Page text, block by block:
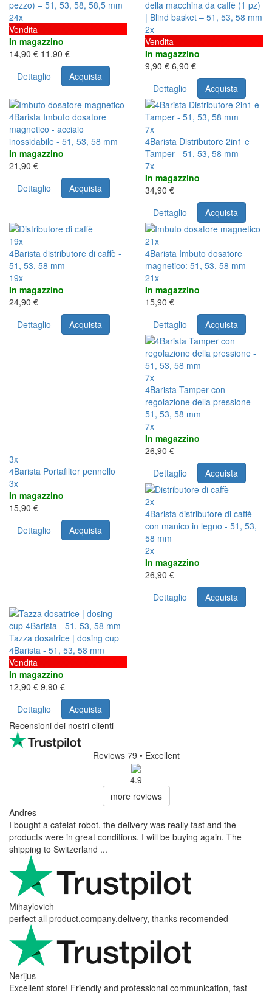
pezzo) – 51, 53, 58, 58,5 mm
24x
Vendita
In magazzino
14,90 € 11,90 €
Dettaglio
Acquista
della macchina da caffè (1 pz)
| Blind basket – 51, 53, 58 mm
2x
Vendita
In magazzino
9,90 € 6,90 €
Dettaglio
Acquista
4Barista Imbuto dosatore
magnetico - acciaio
inossidabile - 51, 53, 58 mm
In magazzino
21,90 €
Dettaglio
Acquista
7x
4Barista Distributore 2in1 e
Tamper - 51, 53, 58 mm
7x
In magazzino
34,90 €
Dettaglio
Acquista
19x
4Barista distributore di caffè -
51, 53, 58 mm
19x
In magazzino
24,90 €
Dettaglio
Acquista
21x
4Barista Imbuto dosatore
magnetico: 51, 53, 58 mm
21x
In magazzino
15,90 €
Dettaglio
Acquista
3x
4Barista Portafilter pennello
3x
In magazzino
15,90 €
Dettaglio
Acquista
7x
4Barista Tamper con
regolazione della pressione -
51, 53, 58 mm
7x
In magazzino
26,90 €
Dettaglio
Acquista
2x
4Barista distributore di caffè
con manico in legno - 51, 53,
58 mm
2x
In magazzino
26,90 €
Dettaglio
Acquista
Tazza dosatrice | dosing cup
4Barista - 51, 53, 58 mm
Vendita
In magazzino
12,90 € 9,90 €
Dettaglio
Acquista
Recensioni dei nostri clienti
Reviews 79 • Excellent
4.9
more reviews
Andres
I bought a cafelat robot, the delivery was really fast and the
products were in great conditions. I will be buying again. The
shipping to Switzerland ...
Mihaylovich
perfect all product,company,delivery, thanks recomended
Nerijus
Excellent store! Friendly and professional communication, fast